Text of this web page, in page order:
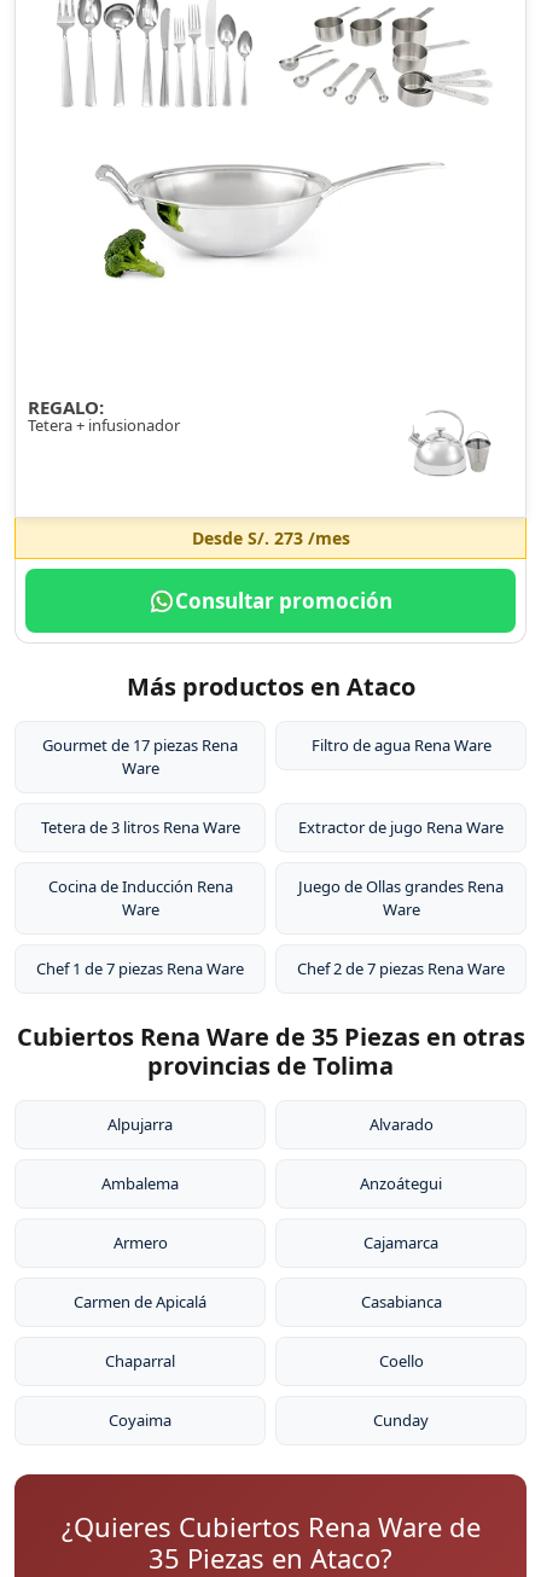
REGALO:
Tetera + infusionador
Desde S/. 273/mes
Consultar promoción
Más productos en Ataco
Gourmet de 17 piezas Rena
Ware
Filtro de agua Rena Ware
Tetera de 3 litros Rena Ware Extractor de jugo Rena Ware
Cocina de Inducción Rena
Ware
Juego de Ollas grandes Rena
Ware
Chef 1 de 7 piezas Rena Ware Chef 2 de 7 piezas Rena Ware
Cubiertos Rena Ware de 35 Piezas en otras
provincias de Tolima
Alpujarra Alvarado
Ambalema Anzoátegui
Armero Cajamarca
Carmen de Apicalá Casabianca
Chaparral Coello
Coyaima Cunday
¿Quieres Cubiertos Rena Ware de
35 Piezas en Ataco?